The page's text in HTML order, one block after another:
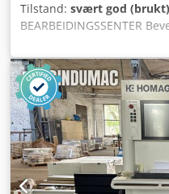
Tilstand: svært god (brukt)
BEARBEIDINGSSENTER
bevegelig
Csdeyywcvjpfx Al Rjha
POWERTOUCH
for arbeidsaggregatet Nr.
spennhylser i
transportkjede Minste
mm 200 x 70 x 12 Største
mm 3050 x 850 x 60 Totalt
ARBEIDSGRUPPER: Nr. 1